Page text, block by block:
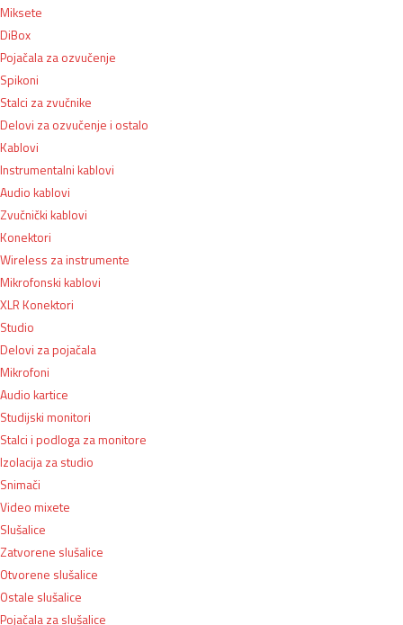
Miksete
DiBox
Pojačala za ozvučenje
Spikoni
Stalci za zvučnike
Delovi za ozvučenje i ostalo
Kablovi
Instrumentalni kablovi
Audio kablovi
Zvučnički kablovi
Konektori
Wireless za instrumente
Mikrofonski kablovi
XLR Konektori
Studio
Delovi za pojačala
Mikrofoni
Audio kartice
Studijski monitori
Stalci i podloga za monitore
Izolacija za studio
Snimači
Video mixete
Slušalice
Zatvorene slušalice
Otvorene slušalice
Ostale slušalice
Pojačala za slušalice